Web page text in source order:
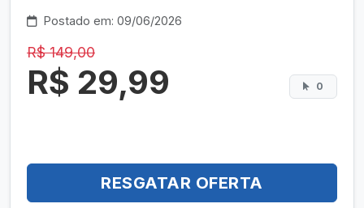
Postado em: 09/06/2026
R$ 149,00
R$ 29,99 0
RESGATAR OFERTA